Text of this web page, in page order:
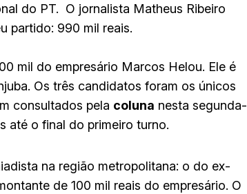
do PT. O jornalista Matheus Ribeiro
partido: 990 mil reais.
mil do empresário Marcos Helou. Ele é
Os três candidatos foram os únicos
consultados pela coluna nesta segunda-
até o final do primeiro turno.
na região metropolitana: o do ex-
de 100 mil reais do empresário. O